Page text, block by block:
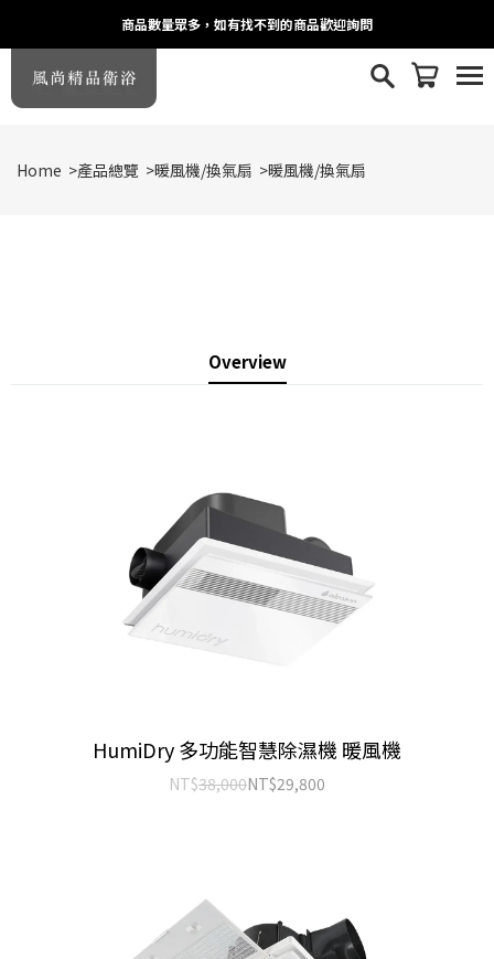
商品數量眾多，如有找不到的商品歡迎詢問
Home >產品總覽 >暖風機/換氣扇 >暖風機/換氣扇
Overview
HumiDry 多功能智慧除濕機 暖風機
NT$38,000NT$29,800